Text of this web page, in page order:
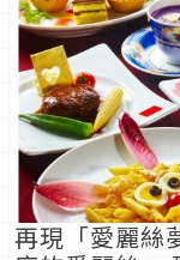
再現「愛麗絲